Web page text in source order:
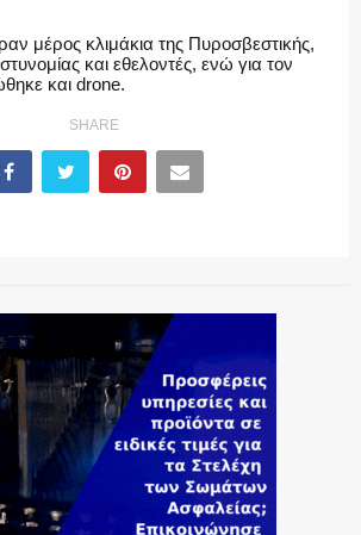
μέρος κλιμάκια της Πυροσβεστικής,
και εθελοντές, ενώ για τον
και drone.
SHARE